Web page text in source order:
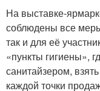
На выставке-
соблюдены все
так и для её
«пункты гигиены»,
санитайзером,
каждой точки